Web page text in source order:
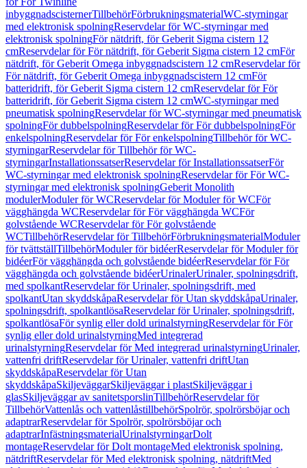
inbyggnadscisternerTillbehörFörbrukningsmaterialWC-styrningar
med elektronisk spolningReservdelar för WC-styrningar med
elektronisk spolningFör nätdrift, för Geberit Sigma cistern 12
cmReservdelar för För nätdrift, för Geberit Sigma cistern 12 cmFör
nätdrift, för Geberit Omega inbyggnadscistern 12 cmReservdelar för
För nätdrift, för Geberit Omega inbyggnadscistern 12 cmFör
batteridrift, för Geberit Sigma cistern 12 cmReservdelar för För
batteridrift, för Geberit Sigma cistern 12 cmWC-styrningar med
pneumatisk spolningReservdelar för WC-styrningar med pneumatisk
spolningFör dubbelspolningReservdelar för För dubbelspolningFör
enkelspolningReservdelar för För enkelspolningTillbehör för WC-
styrningarReservdelar för Tillbehör för WC-
styrningarInstallationssatserReservdelar för InstallationssatserFör
WC-styrningar med elektronisk spolningReservdelar för För WC-
styrningar med elektronisk spolningGeberit Monolith
modulerModuler för WCReservdelar för Moduler för WCFör
vägghängda WCReservdelar för För vägghängda WCFör
golvstående WCReservdelar för För golvstående
WCTillbehörReservdelar för TillbehörFörbrukningsmaterialModuler
för tvättställTillbehörModuler för bidéerReservdelar för Moduler för
bidéerFör vägghängda och golvstående bidéerReservdelar för För
vägghängda och golvstående bidéerUrinalerUrinaler, spolningsdrift,
med spolkantReservdelar för Urinaler, spolningsdrift, med
spolkantUtan skyddskåpaReservdelar för Utan skyddskåpaUrinaler,
spolningsdrift, spolkantlösaReservdelar för Urinaler, spolningsdrift,
spolkantlösaFör synlig eller dold urinalstyrningReservdelar för För
synlig eller dold urinalstyrningMed integrerad
urinalstyrningReservdelar för Med integrerad urinalstyrningUrinaler,
vattenfri driftReservdelar för Urinaler, vattenfri driftUtan
skyddskåpaReservdelar för Utan
skyddskåpaSkiljeväggarSkiljeväggar i plastSkiljeväggar i
glasSkiljeväggar av sanitetsporslinTillbehörReservdelar för
TillbehörVattenlås och vattenlåstillbehörSpolrör, spolrörsböjar och
adaptrarReservdelar för Spolrör, spolrörsböjar och
adaptrarInfästningsmaterialUrinalstyrningarDolt
montageReservdelar för Dolt montageMed elektronisk spolning,
nätdriftReservdelar för Med elektronisk spolning, nätdriftMed